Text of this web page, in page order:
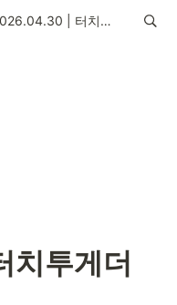
2026.04.30 | 터치투게더 전체 댓글 보기
투게더